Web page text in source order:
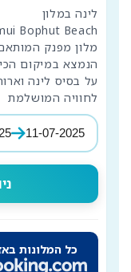
לחוויה המושלמת
11-07-2025
כל המלונות